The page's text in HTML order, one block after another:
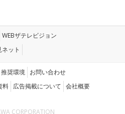
WEBザテレビジョン
ット
推奨環境 お問い合わせ
料 広告掲載について 会社概要
CORPORATION